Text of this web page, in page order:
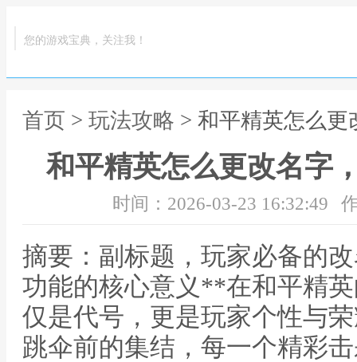
您的游戏宝典，关注我！
首页 > 玩法攻略 > 和平精英怎么
和平精英怎么更改名字
时间：2026-03-23 16:32:49
摘要：副标题，玩家必备的
功能的核心意义**在和平精
仅是代号，更是玩家个性与
跳伞前的集结，每一个精彩